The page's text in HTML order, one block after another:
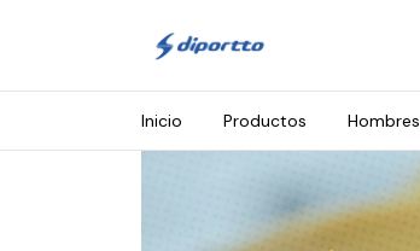
Inicio Productos Hombres